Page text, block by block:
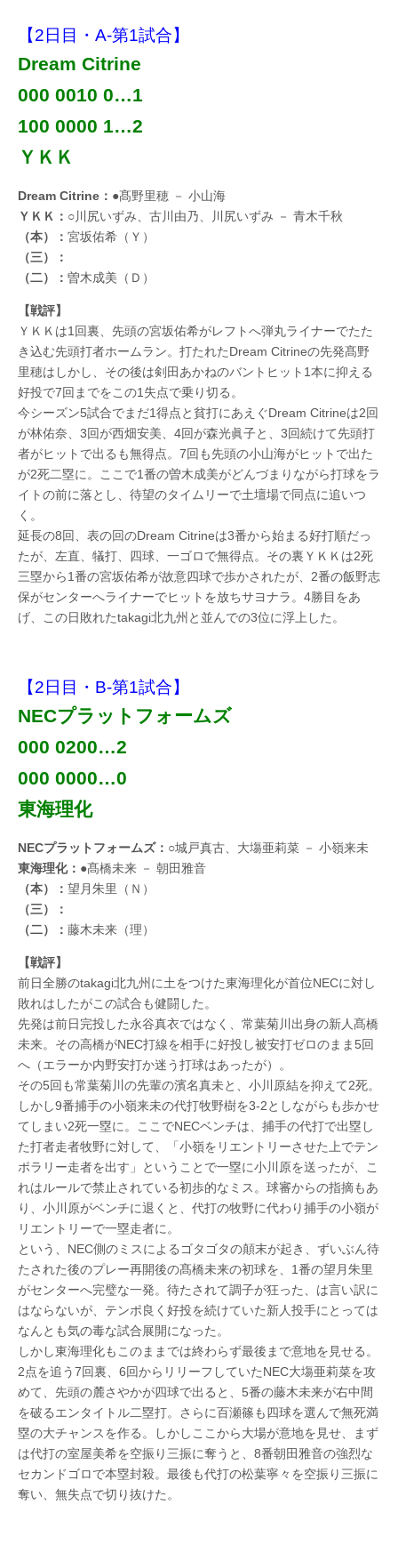
【2日目・A-第1試合】
Dream Citrine
000 0010 0…1
100 0000 1…2
ＹＫＫ
Dream Citrine： ●髙野里穂 － 小山海
ＹＫＫ： ○川尻いずみ、古川由乃、川尻いずみ － 青木千秋
（本）： 宮坂佑希（Ｙ）
（三）：
（二）： 曽木成美（Ｄ）
【戦評】
ＹＫＫは1回裏、先頭の宮坂佑希がレフトへ弾丸ライナーでたた
き込む先頭打者ホームラン。打たれたDream Citrineの先発髙野
里穂はしかし、その後は剣田あかねのバントヒット1本に抑える
好投で7回までをこの1失点で乗り切る。
今シーズン5試合でまだ1得点と貧打にあえぐDream Citrineは2回
が林佑奈、3回が西畑安美、4回が森光眞子と、3回続けて先頭打
者がヒットで出るも無得点。7回も先頭の小山海がヒットで出た
が2死二塁に。ここで1番の曽木成美がどんづまりながら打球をラ
イトの前に落とし、待望のタイムリーで土壇場で同点に追いつ
く。
延長の8回、表の回のDream Citrineは3番から始まる好打順だっ
たが、左直、犠打、四球、一ゴロで無得点。その裏ＹＫＫは2死
三塁から1番の宮坂佑希が故意四球で歩かされたが、2番の飯野志
保がセンターへライナーでヒットを放ちサヨナラ。4勝目をあ
げ、この日敗れたtakagi北九州と並んでの3位に浮上した。
【2日目・B-第1試合】
NECプラットフォームズ
000 0200…2
000 0000…0
東海理化
NECプラットフォームズ： ○城戸真古、大塲亜莉菜 － 小嶺来未
東海理化： ●髙橋未来 － 朝田雅音
（本）： 望月朱里（Ｎ）
（三）：
（二）： 藤木未来（理）
【戦評】
前日全勝のtakagi北九州に土をつけた東海理化が首位NECに対し
敗れはしたがこの試合も健闘した。
先発は前日完投した永谷真衣ではなく、常葉菊川出身の新人髙橋
未来。その高橋がNEC打線を相手に好投し被安打ゼロのまま5回
へ（エラーか内野安打か迷う打球はあったが）。
その5回も常葉菊川の先輩の濱名真未と、小川原結を抑えて2死。
しかし9番捕手の小嶺来未の代打牧野樹を3-2としながらも歩かせ
てしまい2死一塁に。ここでNECベンチは、捕手の代打で出塁し
た打者走者牧野に対して、「小嶺をリエントリーさせた上でテン
ポラリー走者を出す」ということで一塁に小川原を送ったが、こ
れはルールで禁止されている初歩的なミス。球審からの指摘もあ
り、小川原がベンチに退くと、代打の牧野に代わり捕手の小嶺が
リエントリーで一塁走者に。
という、NEC側のミスによるゴタゴタの顛末が起き、ずいぶん待
たされた後のプレー再開後の髙橋未来の初球を、1番の望月朱里
がセンターへ完璧な一発。待たされて調子が狂った、は言い訳に
はならないが、テンポ良く好投を続けていた新人投手にとっては
なんとも気の毒な試合展開になった。
しかし東海理化もこのままでは終わらず最後まで意地を見せる。
2点を追う7回裏、6回からリリーフしていたNEC大塲亜莉菜を攻
めて、先頭の麓さやかが四球で出ると、5番の藤木未来が右中間
を破るエンタイトル二塁打。さらに百瀬篠も四球を選んで無死満
塁の大チャンスを作る。しかしここから大場が意地を見せ、まず
は代打の室屋美希を空振り三振に奪うと、8番朝田雅音の強烈な
セカンドゴロで本塁封殺。最後も代打の松葉寧々を空振り三振に
奪い、無失点で切り抜けた。